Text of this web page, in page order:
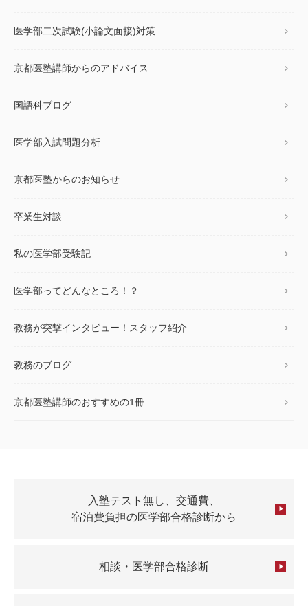
医学部二次試験(小論文面接)対策
京都医塾講師からのアドバイス
国語科ブログ
医学部入試問題分析
京都医塾からのお知らせ
卒業生対談
私の医学部受験記
医学部ってどんなところ！？
教務が突撃インタビュー！スタッフ紹介
教務のブログ
京都医塾講師のおすすめの1冊
入塾テスト無し、交通費、
宿泊費負担の医学部合格診断から
相談・医学部合格診断